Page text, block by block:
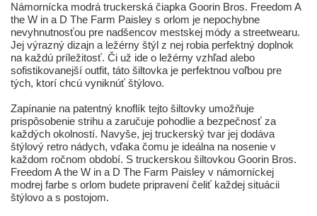
Námornícka modrá truckerská čiapka Goorin Bros. Freedom A
the W in a D The Farm Paisley s orlom je nepochybne
nevyhnutnosťou pre nadšencov mestskej módy a streetwearu.
Jej výrazný dizajn a ležérny štýl z nej robia perfektný doplnok
na každú príležitosť. Či už ide o ležérny vzhľad alebo
sofistikovanejší outfit, táto šiltovka je perfektnou voľbou pre
tých, ktorí chcú vyniknúť štýlovo.
Zapínanie na patentný knoflík tejto šiltovky umožňuje
prispôsobenie strihu a zaručuje pohodlie a bezpečnosť za
každých okolností. Navyše, jej truckerský tvar jej dodáva
štýlový retro nádych, vďaka čomu je ideálna na nosenie v
každom ročnom období. S truckerskou šiltovkou Goorin Bros.
Freedom A the W in a D The Farm Paisley v námorníckej
modrej farbe s orlom budete pripravení čeliť každej situácii
štýlovo a s postojom.